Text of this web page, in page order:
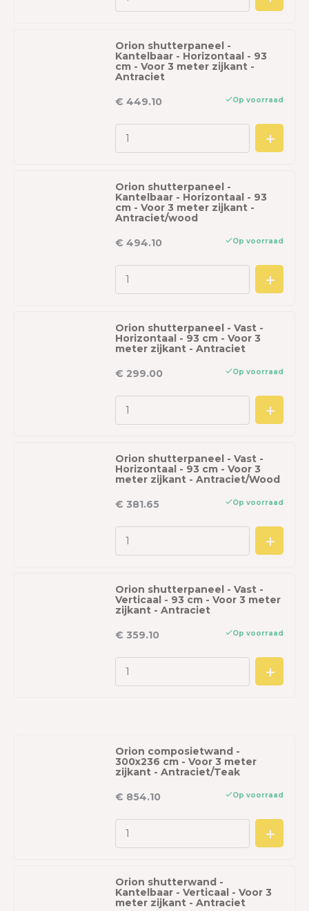
Orion shutterpaneel -
Kantelbaar - Horizontaal - 93
cm - Voor 3 meter zijkant -
Antraciet
€ 449.10
Op voorraad
Orion shutterpaneel -
Kantelbaar - Horizontaal - 93
cm - Voor 3 meter zijkant -
Antraciet/wood
€ 494.10
Op voorraad
Orion shutterpaneel - Vast -
Horizontaal - 93 cm - Voor 3
meter zijkant - Antraciet
€ 299.00
Op voorraad
Orion shutterpaneel - Vast -
Horizontaal - 93 cm - Voor 3
meter zijkant - Antraciet/Wood
€ 381.65
Op voorraad
Orion shutterpaneel - Vast -
Verticaal - 93 cm - Voor 3 meter
zijkant - Antraciet
€ 359.10
Op voorraad
Orion composietwand -
300x236 cm - Voor 3 meter
zijkant - Antraciet/Teak
€ 854.10
Op voorraad
Orion shutterwand -
Kantelbaar - Verticaal - Voor 3
meter zijkant - Antraciet